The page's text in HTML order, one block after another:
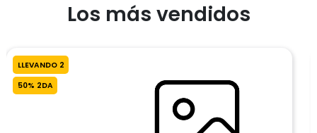
Los más vendidos
LLEVANDO 2
50% 2DA